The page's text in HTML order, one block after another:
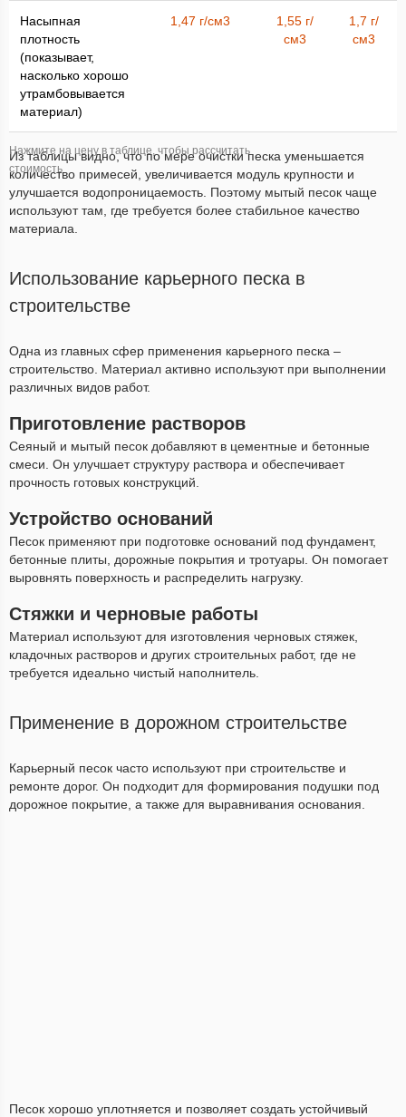
Насыпная
плотность
(показывает,
насколько хорошо
утрамбовывается
материал)
1,47 г/см3
1,55 г/
см3
1,7 г/
см3
Из таблицы видно, что по мере очистки песка уменьшается
количество примесей, увеличивается модуль крупности и
улучшается водопроницаемость. Поэтому мытый песок чаще
используют там, где требуется более стабильное качество
материала.
Использование карьерного песка в
строительстве
Одна из главных сфер применения карьерного песка –
строительство. Материал активно используют при выполнении
различных видов работ.
Приготовление растворов
Сеяный и мытый песок добавляют в цементные и бетонные
смеси. Он улучшает структуру раствора и обеспечивает
прочность готовых конструкций.
Устройство оснований
Песок применяют при подготовке оснований под фундамент,
бетонные плиты, дорожные покрытия и тротуары. Он помогает
выровнять поверхность и распределить нагрузку.
Стяжки и черновые работы
Материал используют для изготовления черновых стяжек,
кладочных растворов и других строительных работ, где не
требуется идеально чистый наполнитель.
Применение в дорожном строительстве
Карьерный песок часто используют при строительстве и
ремонте дорог. Он подходит для формирования подушки под
дорожное покрытие, а также для выравнивания основания.
Песок хорошо уплотняется и позволяет создать устойчивый